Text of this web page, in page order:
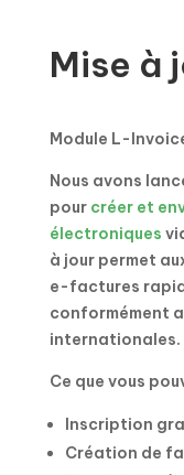
Mise à
Module L-
Nous avons
pour créer et
électroniques
à jour permet
e-factures
conformément
internationales.
Ce que vous
Inscription
Création de